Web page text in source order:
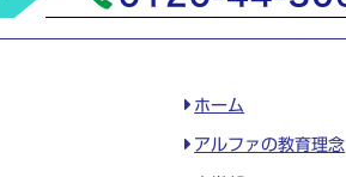
ホーム
アルファの教育理念